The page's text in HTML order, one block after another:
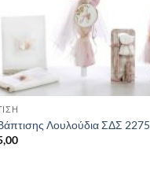
Λουλούδια ΣΔΣ 2275